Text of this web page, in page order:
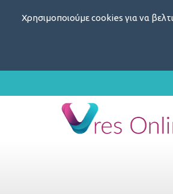
Χρησιμοποιούμε cookies για να